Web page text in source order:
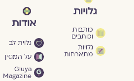
גלויות
כותבות
וכותבים
גלויות
מתארחות
אודות
גלוית לב
על המגזין
Gluya
Magazine